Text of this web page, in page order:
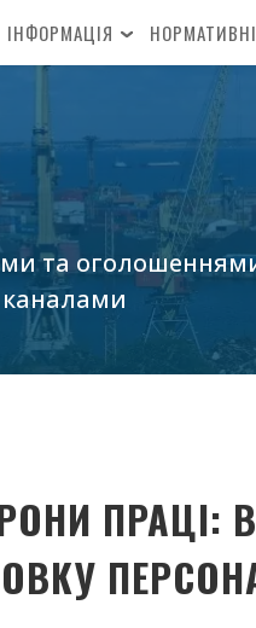
ІНФОРМАЦІЯ
та
каналами